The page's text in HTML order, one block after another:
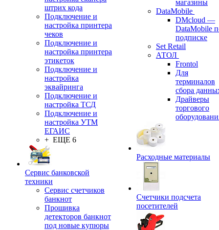
штрих кода
Подключение и
настройка принтера
чеков
Подключение и
настройка принтера
этикеток
Подключение и
настройка
эквайринга
Подключение и
настройка ТСД
Подключение и
настройка УТМ
ЕГАИС
+ ЕЩЕ 6
Сервис банковской
техники
Сервис счетчиков
банкнот
Прошивка
детекторов банкнот
под новые купюры
магазины
DataMobile
DMcloud —
DataMobile
подписке
Set Retail
АТОЛ
Frontol
Для
терминалов
сбора
Драйверы
торгового
Расходные материалы
Счетчики подсчета
посетителей